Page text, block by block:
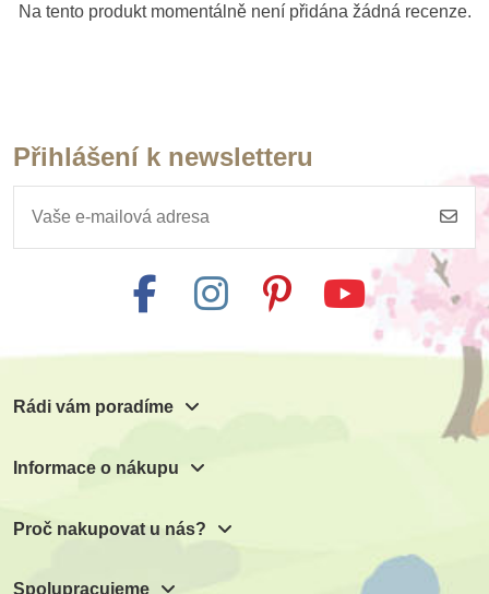
Do školy
Skladem
PlanToys Navlékací
554 Kč
PlanToys Brašna s
"PlanLifestyle"
615 Kč
Na tento produkt momentálně není přidána žádná recenze.
Přihlášení k newsletteru
Rádi vám poradíme
Informace o nákupu
Proč nakupovat u nás?
Spolupracujeme